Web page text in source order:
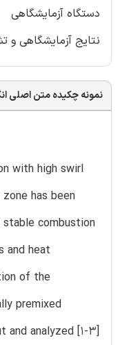
دستگاه آزمایشگاهی
نتایج آزمایشگاهی و
نمونه چکیده متن اصلی
with high swirl
has been
combustion
and heat
of the
premixed
and analyzed [1-3]